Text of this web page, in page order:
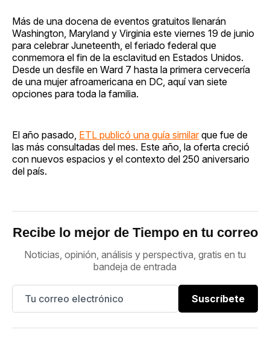
Más de una docena de eventos gratuitos llenarán
Washington, Maryland y Virginia este viernes 19 de junio
para celebrar Juneteenth, el feriado federal que
conmemora el fin de la esclavitud en Estados Unidos.
Desde un desfile en Ward 7 hasta la primera cervecería
de una mujer afroamericana en DC, aquí van siete
opciones para toda la familia.
El año pasado, ETL publicó una guía similarque fue de
las más consultadas del mes. Este año, la oferta creció
con nuevos espacios y el contexto del 250 aniversario
del país.
Recibe lo mejor de Tiempo en tu correo
Noticias, opinión, análisis y perspectiva, gratis en tu
bandeja de entrada
Suscríbete